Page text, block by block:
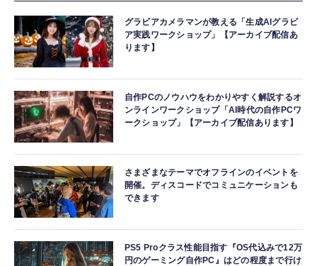
グラビアカメラマンが教える「生成AIグラビ
ア実践ワークショップ」【アーカイブ配信あ
ります】
自作PCのノウハウをわかりやすく解説するオ
ンラインワークショップ「AI時代の自作PCワ
ークショップ」【アーカイブ配信あります】
さまざまなテーマでオフラインのイベントを
開催。ディスコードでコミュニケーションも
できます
PS5 Proクラス性能目指す『OS代込みで12万
円のゲーミング自作PC』はどの程度まで行け